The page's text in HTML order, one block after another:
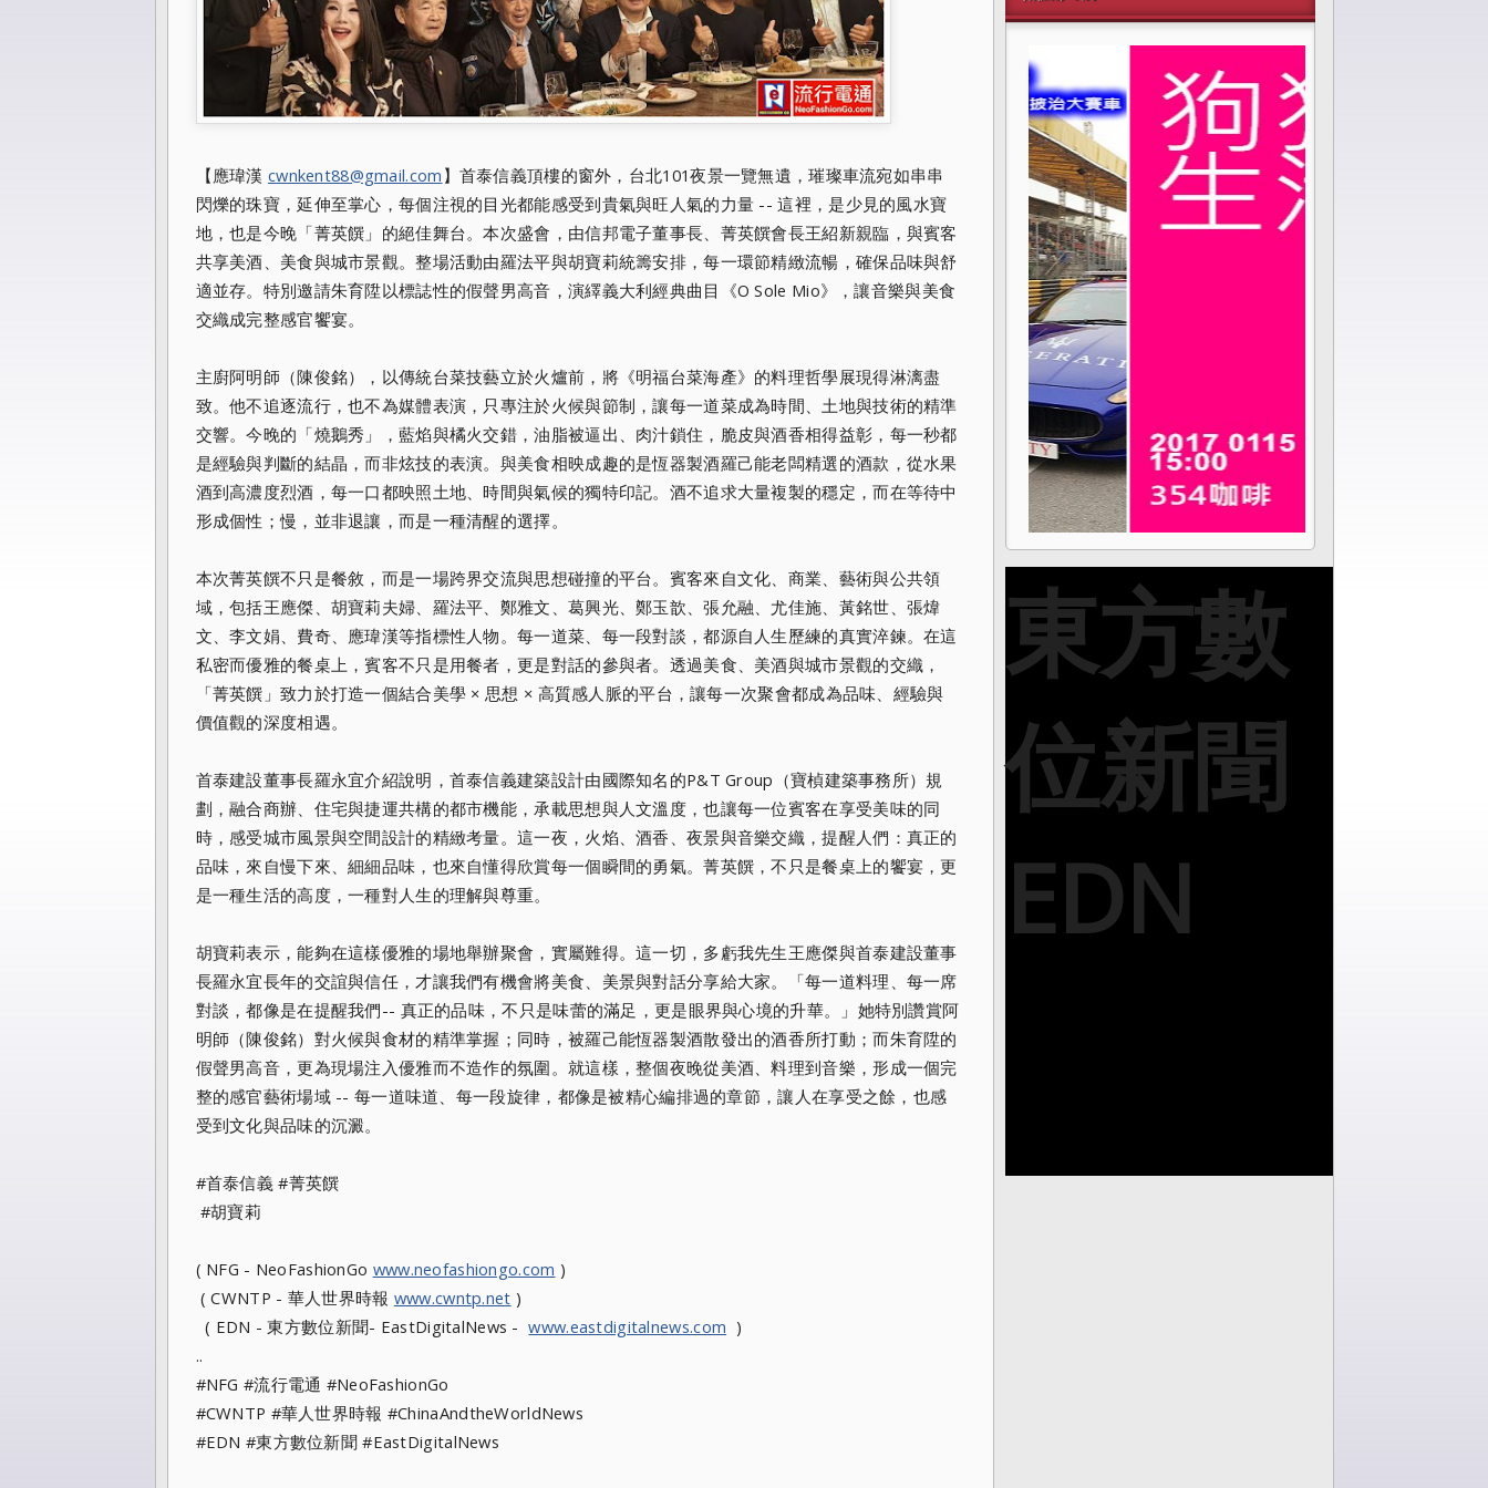
【應瑋漢 cwnkent88@gmail.com 】首泰信義頂樓的窗外，台北101夜景一覽無遺，璀璨車流宛如串串
閃爍的珠寶，延伸至掌心，每個注視的目光都能感受到貴氣與旺人氣的力量 -- 這裡，是少見的風水寶
地，也是今晚「菁英饌」的絕佳舞台。本次盛會，由信邦電子董事長、菁英饌會長王紹新親臨，與賓客
共享美酒、美食與城市景觀。整場活動由羅法平與胡寶莉統籌安排，每一環節精緻流暢，確保品味與舒
適並存。特別邀請朱育陞以標誌性的假聲男高音，演繹義大利經典曲目《O Sole Mio》，讓音樂與美食
交織成完整感官饗宴。
主廚阿明師（陳俊銘），以傳統台菜技藝立於火爐前，將《明福台菜海產》的料理哲學展現得淋漓盡
致。他不追逐流行，也不為媒體表演，只專注於火候與節制，讓每一道菜成為時間、土地與技術的精準
交響。今晚的「燒鵝秀」，藍焰與橘火交錯，油脂被逼出、肉汁鎖住，脆皮與酒香相得益彰，每一秒都
是經驗與判斷的結晶，而非炫技的表演。與美食相映成趣的是恆器製酒羅己能老闆精選的酒款，從水果
酒到高濃度烈酒，每一口都映照土地、時間與氣候的獨特印記。酒不追求大量複製的穩定，而在等待中
形成個性；慢，並非退讓，而是一種清醒的選擇。
本次菁英饌不只是餐敘，而是一場跨界交流與思想碰撞的平台。賓客來自文化、商業、藝術與公共領
域，包括王應傑、胡寶莉夫婦、羅法平、鄭雅文、葛興光、鄭玉歆、張允融、尤佳施、黃銘世、張煒
文、李文娟、費奇、應瑋漢等指標性人物。每一道菜、每一段對談，都源自人生歷練的真實淬鍊。在這
私密而優雅的餐桌上，賓客不只是用餐者，更是對話的參與者。透過美食、美酒與城市景觀的交織，
「菁英饌」致力於打造一個結合美學 × 思想 × 高質感人脈的平台，讓每一次聚會都成為品味、經驗與
價值觀的深度相遇。
首泰建設董事長羅永宜介紹說明，首泰信義建築設計由國際知名的P&T Group（寶楨建築事務所）規
劃，融合商辦、住宅與捷運共構的都市機能，承載思想與人文溫度，也讓每一位賓客在享受美味的同
時，感受城市風景與空間設計的精緻考量。這一夜，火焰、酒香、夜景與音樂交織，提醒人們：真正的
品味，來自慢下來、細細品味，也來自懂得欣賞每一個瞬間的勇氣。菁英饌，不只是餐桌上的饗宴，更
是一種生活的高度，一種對人生的理解與尊重。
胡寶莉表示，能夠在這樣優雅的場地舉辦聚會，實屬難得。這一切，多虧我先生王應傑與首泰建設董事
長羅永宜長年的交誼與信任，才讓我們有機會將美食、美景與對話分享給大家。「每一道料理、每一席
對談，都像是在提醒我們-- 真正的品味，不只是味蕾的滿足，更是眼界與心境的升華。」她特別讚賞阿
明師（陳俊銘）對火候與食材的精準掌握；同時，被羅己能恆器製酒散發出的酒香所打動；而朱育陞的
假聲男高音，更為現場注入優雅而不造作的氛圍。就這樣，整個夜晚從美酒、料理到音樂，形成一個完
整的感官藝術場域 -- 每一道味道、每一段旋律，都像是被精心編排過的章節，讓人在享受之餘，也感
受到文化與品味的沉澱。
#首泰信義 #菁英饌
#胡寶莉
( NFG - NeoFashionGo www.neofashiongo.com )
( CWNTP - 華人世界時報 www.cwntp.net )
( EDN - 東方數位新聞- EastDigitalNews -www.eastdigitalnews.com )
..
#NFG #流行電通 #NeoFashionGo
#CWNTP #華人世界時報 #ChinaAndtheWorldNews
#EDN #東方數位新聞 #EastDigitalNews
東方數
位新聞
EDN